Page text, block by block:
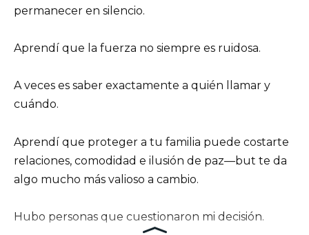
permanecer en silencio.
Aprendí que la fuerza no siempre es ruidosa.
A veces es saber exactamente a quién llamar y
cuándo.
Aprendí que proteger a tu familia puede costarte
relaciones, comodidad e ilusión de paz—but te da
algo mucho más valioso a cambio.
Hubo personas que cuestionaron mi decisión.